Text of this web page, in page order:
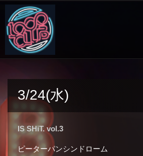
3/24(水)
IS SHiT. vol.3
ピーターパンシンドローム